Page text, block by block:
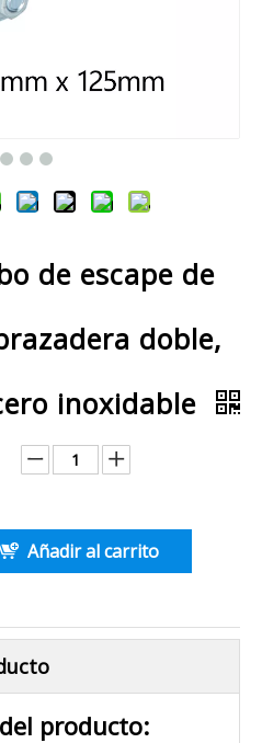
de escape de
doble,
inoxidable
Añadir al carrito
producto: